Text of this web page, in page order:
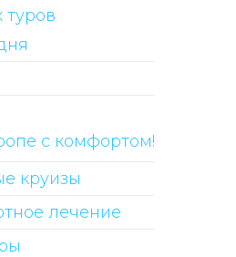
с комфортом!
круизы
лечение